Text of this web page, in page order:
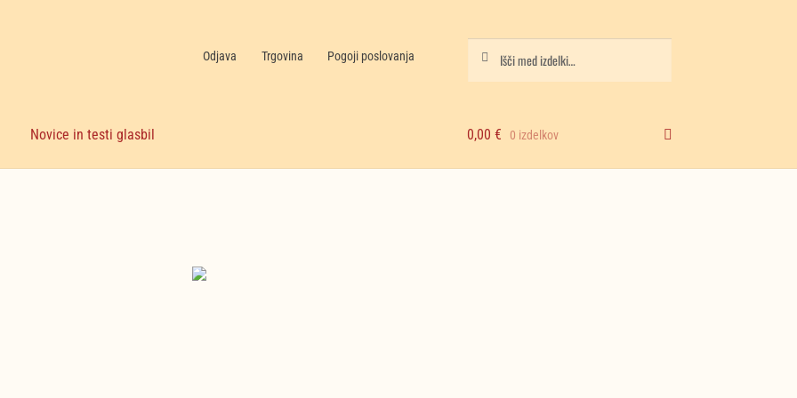
Odjava Trgovina Pogoji poslovanja
Novice in testi glasbil 0,00 € 0 izdelkov
Nakupujte zdaj